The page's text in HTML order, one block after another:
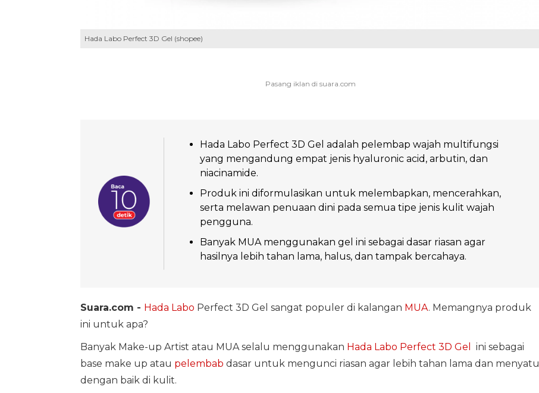
Hada Labo Perfect 3D Gel (shopee)
Hada Labo Perfect 3D Gel adalah pelembap wajah multifungsi
yang mengandung empat jenis hyaluronic acid, arbutin, dan
niacinamide.
Produk ini diformulasikan untuk melembapkan, mencerahkan,
serta melawan penuaan dini pada semua tipe jenis kulit wajah
pengguna.
Banyak MUA menggunakan gel ini sebagai dasar riasan agar
hasilnya lebih tahan lama, halus, dan tampak bercahaya.
Suara.com - Hada Labo Perfect 3D Gel sangat populer di kalangan MUA. Memangnya produk
ini untuk apa?
Banyak Make-up Artist atau MUA selalu menggunakan Hada Labo Perfect 3D Gel
ini sebagai
base make up atau pelembab dasar untuk mengunci riasan agar lebih tahan lama dan menyatu
dengan baik di kulit.